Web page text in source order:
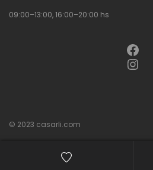
09:00–13:00, 16:00–20:00 hs
Facebook
Instagram
© 2023 casarli.com